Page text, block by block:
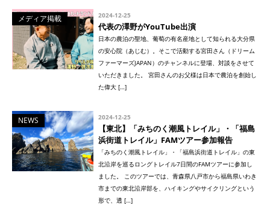
メディア掲載 2024-12-25
代表の澤野がYouTube出演
日本の農泊の聖地、葡萄の有名産地として知られる大分県
の安心院（あじむ）。そこで活動する宮田さん（ドリーム
ファーマーズJAPAN）のチャンネルに登場、対談をさせて
いただきました。 宮田さんのお父様は日本で農泊を創始し
た偉大 […]
NEWS 2024-12-25
【東北】「みちのく潮風トレイル」・「福島
浜街道トレイル」FAMツアー参加報告
「みちのく潮風トレイル」・「福島浜街道トレイル」の東
北沿岸を巡るロングトレイル7日間のFAMツアーに参加し
ました。 このツアーでは、青森県八戸市から福島県いわき
市までの東北沿岸部を、ハイキングやサイクリングという
形で、透 […]